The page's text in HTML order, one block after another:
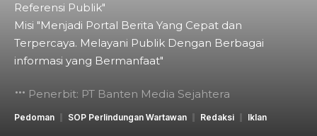
Referensi Publik"
Misi "Menjadi Portal Berita Yang Cepat dan
Terpercaya. Melayani Publik Dengan Berbagai
informasi yang Bermanfaat"
Penerbit: PT Banten Media Sejahtera
Pedoman SOP Perlindungan Wartawan Redaksi Iklan